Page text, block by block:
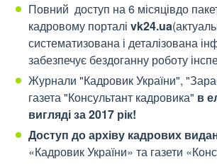
Повний доступ на 6 місяцівдо
кадровому порталі vk24.ua
систематизована і деталізована
забезпечує бездоганну роботу
Журнали "Кадровик України",
газета "Консультант кадровика" в
вигляді за 2017 рік!
Доступ до архіву кадрових
«Кадровик України» та газети